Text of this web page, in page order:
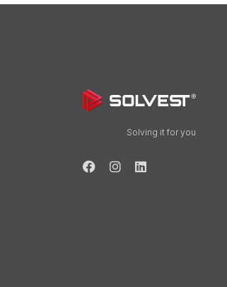
Solving it for you